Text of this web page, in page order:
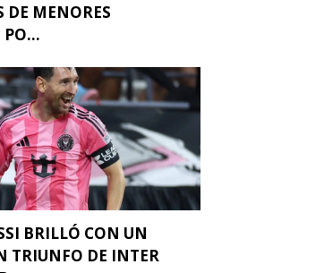
DE MENORES
PO...
BRILLÓ CON UN
TRIUNFO DE INTER